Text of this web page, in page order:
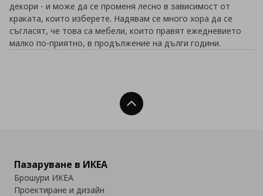
декори - и може да се променя лесно в зависимост от
краката, които изберете. Надявам се много хора да се
съгласят, че това са мебели, които правят ежедневието
малко по-приятно, в продължение на дълги години.
Нагоре
Пазаруване в ИКЕА
Брошури ИКЕА
Проектиране и дизайн